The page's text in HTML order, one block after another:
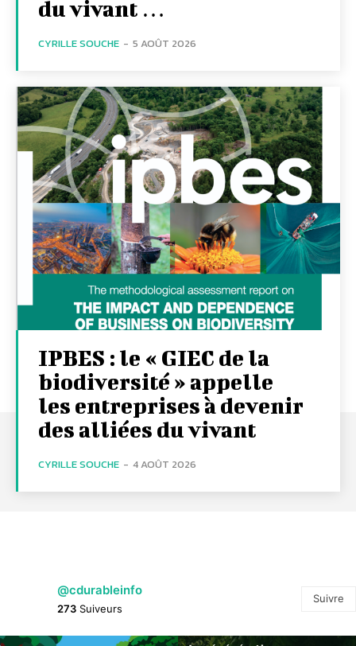
du vivant …
CYRILLE SOUCHE - 5 AOÛT 2026
IPBES : le « GIEC de la
biodiversité » appelle
les entreprises à devenir
des alliées du vivant
CYRILLE SOUCHE - 4 AOÛT 2026
@cdurableinfo
273 Suiveurs
Suivre